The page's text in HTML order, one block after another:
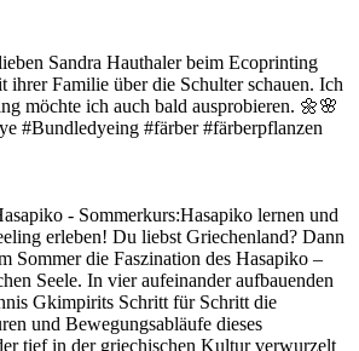
Sandra Hauthaler beim Ecoprinting
Familie über die Schulter schauen. Ich
möchte ich auch bald ausprobieren. 🌼🌸
#Bundledyeing #färber #färberpflanzen